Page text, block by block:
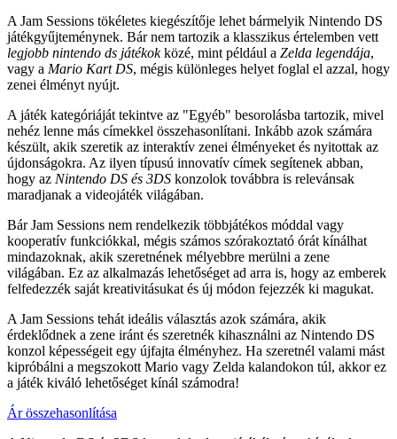
A Jam Sessions tökéletes kiegészítője lehet bármelyik Nintendo DS
játékgyűjteménynek. Bár nem tartozik a klasszikus értelemben vett
legjobb nintendo ds játékokközé, mint például a Zelda legendája,
vagy a Mario Kart DS, mégis különleges helyet foglal el azzal, hogy
zenei élményt nyújt.
A játék kategóriáját tekintve az "Egyéb" besorolásba tartozik, mivel
nehéz lenne más címekkel összehasonlítani. Inkább azok számára
készült, akik szeretik az interaktív zenei élményeket és nyitottak az
újdonságokra. Az ilyen típusú innovatív címek segítenek abban,
hogy az Nintendo DS és 3DS konzolok továbbra is relevánsak
maradjanak a videojáték világában.
Bár Jam Sessions nem rendelkezik többjátékos móddal vagy
kooperatív funkciókkal, mégis számos szórakoztató órát kínálhat
mindazoknak, akik szeretnének mélyebbre merülni a zene
világában. Ez az alkalmazás lehetőséget ad arra is, hogy az emberek
felfedezzék saját kreativitásukat és új módon fejezzék ki magukat.
A Jam Sessions tehát ideális választás azok számára, akik
érdeklődnek a zene iránt és szeretnék kihasználni az Nintendo DS
konzol képességeit egy újfajta élményhez. Ha szeretnél valami mást
kipróbálni a megszokott Mario vagy Zelda kalandokon túl, akkor ez
a játék kiváló lehetőséget kínál számodra!
Ár összehasonlítása